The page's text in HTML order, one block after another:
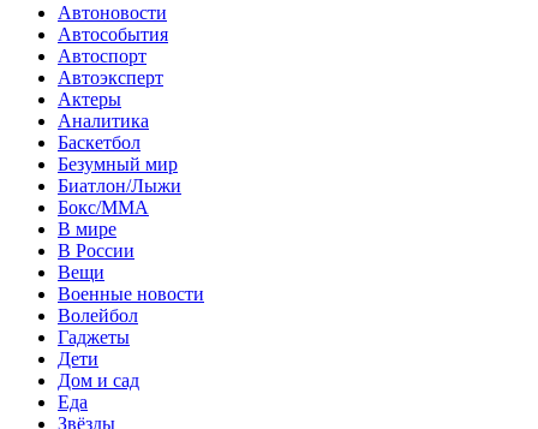
Автоновости
Автособытия
Автоспорт
Автоэксперт
Актеры
Аналитика
Баскетбол
Безумный мир
Биатлон/Лыжи
Бокс/MMA
В мире
В России
Вещи
Военные новости
Волейбол
Гаджеты
Дети
Дом и сад
Еда
Звёзды